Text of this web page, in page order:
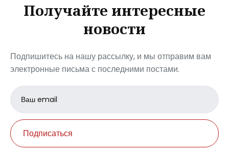
Получайте интересные
новости
Подпишитесь на нашу рассылку, и мы отправим вам
электронные письма с последними постами.
Email
address
Подписаться